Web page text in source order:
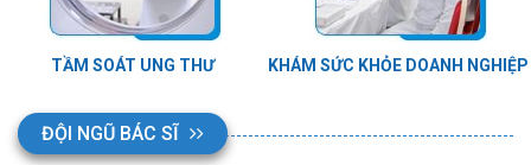
TẦM SOÁT UNG THƯ KHÁM SỨC KHỎE DOANH NGHIỆP
ĐỘI NGŨ BÁC SĨ